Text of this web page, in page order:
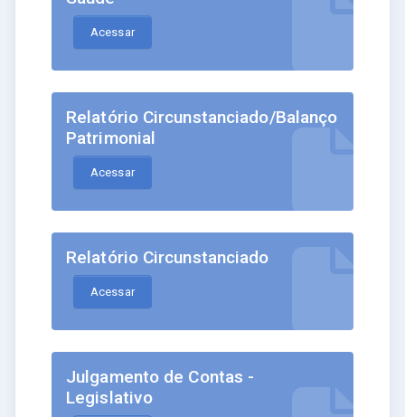
Acessar
Relatório Circunstanciado/Balanço
Patrimonial
Acessar
Relatório Circunstanciado
Acessar
Julgamento de Contas -
Legislativo